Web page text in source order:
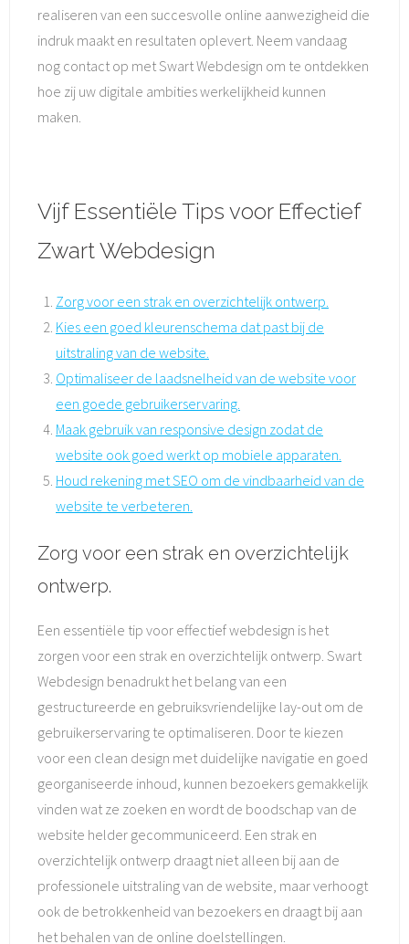
realiseren van een succesvolle online aanwezigheid die
indruk maakt en resultaten oplevert. Neem vandaag
nog contact op met Swart Webdesign om te ontdekken
hoe zij uw digitale ambities werkelijkheid kunnen
maken.
Vijf Essentiële Tips voor Effectief
Zwart Webdesign
Zorg voor een strak en overzichtelijk ontwerp.
Kies een goed kleurenschema dat past bij de
uitstraling van de website.
Optimaliseer de laadsnelheid van de website voor
een goede gebruikerservaring.
Maak gebruik van responsive design zodat de
website ook goed werkt op mobiele apparaten.
Houd rekening met SEO om de vindbaarheid van de
website te verbeteren.
Zorg voor een strak en overzichtelijk
ontwerp.
Een essentiële tip voor effectief webdesign is het
zorgen voor een strak en overzichtelijk ontwerp. Swart
Webdesign benadrukt het belang van een
gestructureerde en gebruiksvriendelijke lay-out om de
gebruikerservaring te optimaliseren. Door te kiezen
voor een clean design met duidelijke navigatie en goed
georganiseerde inhoud, kunnen bezoekers gemakkelijk
vinden wat ze zoeken en wordt de boodschap van de
website helder gecommuniceerd. Een strak en
overzichtelijk ontwerp draagt niet alleen bij aan de
professionele uitstraling van de website, maar verhoogt
ook de betrokkenheid van bezoekers en draagt bij aan
het behalen van de online doelstellingen.